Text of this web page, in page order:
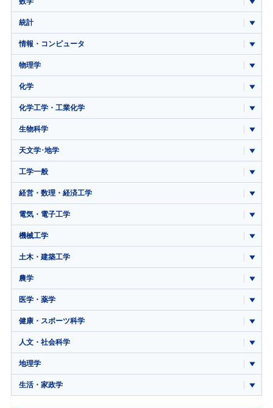
統計
情報・コンピュータ
物理学
化学
化学工学・工業化学
生物科学
天文学･地学
工学一般
経営・数理・経済工学
電気・電子工学
機械工学
土木・建築工学
農学
医学・薬学
健康・スポーツ科学
人文・社会科学
地理学
生活・家政学